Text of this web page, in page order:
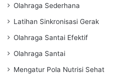
Olahraga Sederhana
Latihan Sinkronisasi Gerak
Olahraga Santai Efektif
Olahraga Santai
Mengatur Pola Nutrisi Sehat